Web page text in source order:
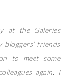
at the Galeries
bloggers’ friends
to meet some
again. I